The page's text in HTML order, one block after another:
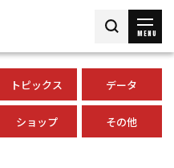
MENU
トピックス データ
ショップ その他